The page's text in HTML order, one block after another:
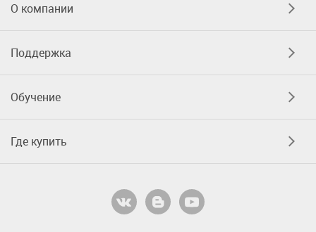
О компании
Поддержка
Обучение
Где купить